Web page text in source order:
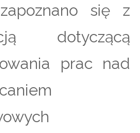
się z
dotyczącą
prac nad